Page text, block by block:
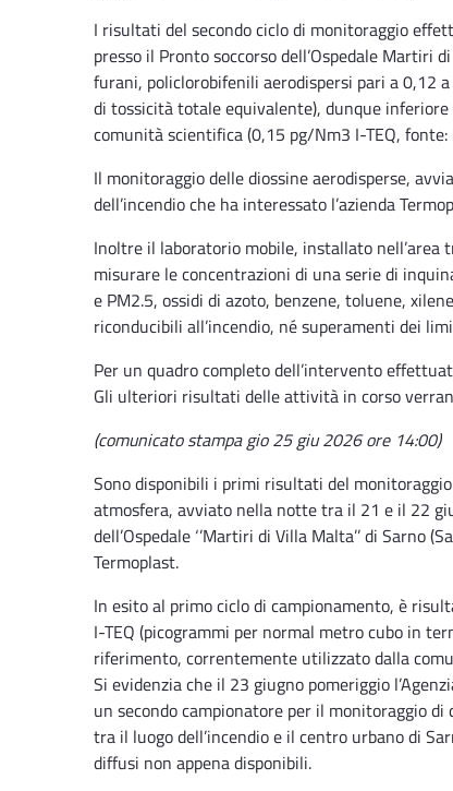
I risultati del secondo ciclo di monitoraggio
presso il Pronto soccorso dell’Ospedale Martiri
furani, policlorobifenili aerodispersi pari a 0,12
di tossicità totale equivalente), dunque
comunità scientifica (0,15 pg/Nm3 I-TEQ, fonte:
Il monitoraggio delle diossine aerodisperse,
dell’incendio che ha interessato l’azienda
Inoltre il laboratorio mobile, installato nell’area
misurare le concentrazioni di una serie di
e PM2.5, ossidi di azoto, benzene, toluene,
riconducibili all’incendio, né superamenti dei
Per un quadro completo dell’intervento
Gli ulteriori risultati delle attività in corso
(comunicato stampa gio 25 giu 2026 ore 14:00)
Sono disponibili i primi risultati del
atmosfera, avviato nella notte tra il 21 e il 22
dell’Ospedale ‘’Martiri di Villa Malta’’ di Sarno
Termoplast.
In esito al primo ciclo di campionamento, è
I-TEQ (picogrammi per normal metro cubo in
riferimento, correntemente utilizzato dalla
Si evidenzia che il 23 giugno pomeriggio
un secondo campionatore per il monitoraggio
tra il luogo dell’incendio e il centro urbano di
diffusi non appena disponibili.